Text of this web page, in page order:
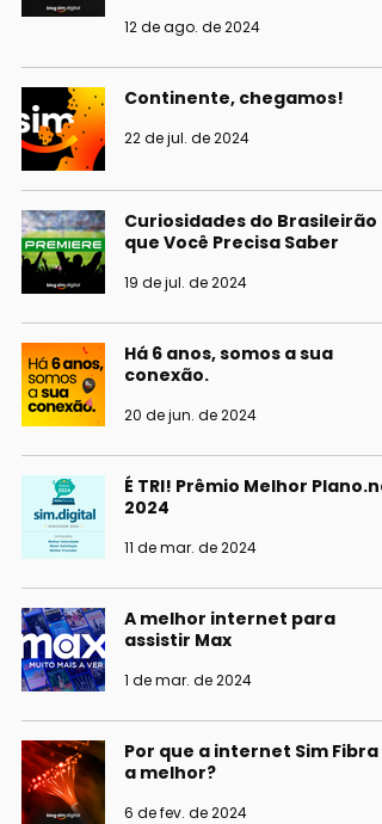
12 de ago. de 2024
Continente, chegamos!
22 de jul. de 2024
Curiosidades do Brasileirão
que Você Precisa Saber
19 de jul. de 2024
Há 6 anos, somos a sua
conexão.
20 de jun. de 2024
É TRI! Prêmio Melhor
2024
11 de mar. de 2024
A melhor internet para
assistir Max
1 de mar. de 2024
Por que a internet Sim Fibra é
a melhor?
6 de fev. de 2024